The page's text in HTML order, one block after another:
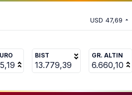
USD 47,69
BIST
13.779,39
GR. ALTIN
6.660,10